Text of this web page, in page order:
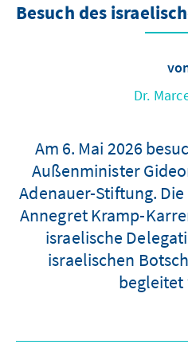
Besuch des
Dr.
Am 6. Mai 2026
Außenminister
Adenauer-Stiftung.
Annegret Kramp-
israelische
israelischen
begleitet